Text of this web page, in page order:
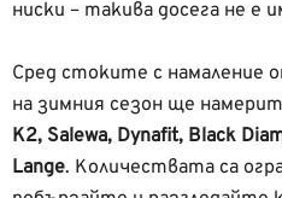
ниски – такива досега не е
Сред стоките с намаление
на зимния сезон ще
K2, Salewa, Dynafit, Black
Lange. Количествата са